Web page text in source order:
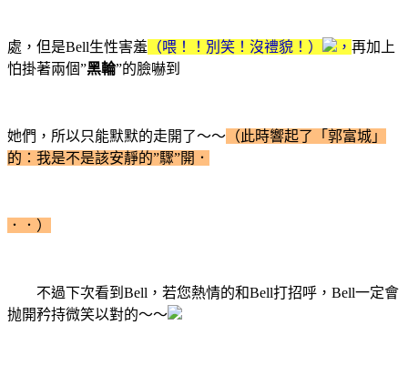
處，但是Bell生性害羞 （喂！！別笑！沒禮貌！） ， 再加上
怕掛著兩個”黑輪”的臉嚇到
她們，所以只能默默的走開了～～ （此時響起了「郭富城」
的：我是不是該安靜的”驟”開．
．．）
不過下次看到Bell，若您熱情的和Bell打招呼，Bell一定會
抛開矜持微笑以對的～～